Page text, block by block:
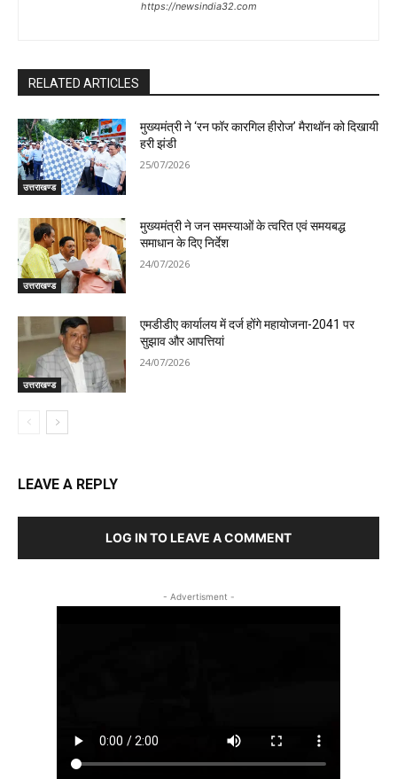
https://newsindia32.com
RELATED ARTICLES
उत्तराखण्ड
मुख्यमंत्री ने ‘रन फॉर कारगिल हीरोज’ मैराथॉन को दिखायी
हरी झंडी
25/07/2026
उत्तराखण्ड
मुख्यमंत्री ने जन समस्याओं के त्वरित एवं समयबद्ध
समाधान के दिए निर्देश
24/07/2026
उत्तराखण्ड
एमडीडीए कार्यालय में दर्ज होंगे महायोजना-2041 पर
सुझाव और आपत्तियां
24/07/2026
LEAVE A REPLY
LOG IN TO LEAVE A COMMENT
- Advertisment -